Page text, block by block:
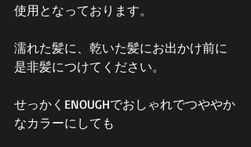
使用となっております。
濡れた髪に、乾いた髪にお出かけ前に
是非髪につけてください。
せっかくENOUGHでおしゃれでつややか
なカラーにしても